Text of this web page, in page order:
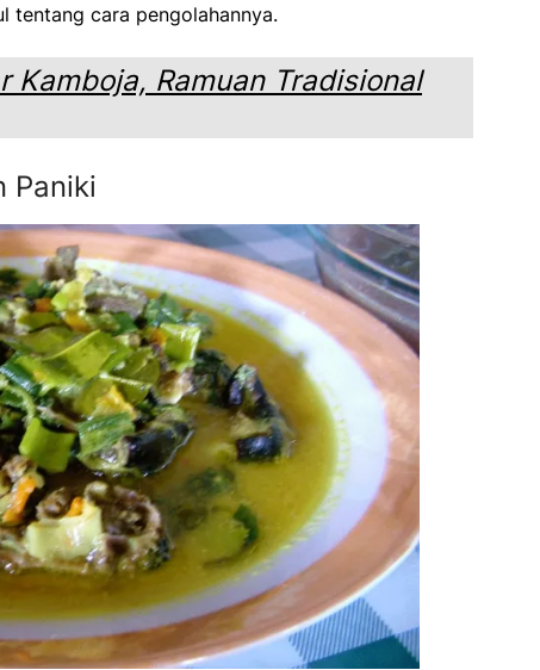
tentang cara pengolahannya.
Kamboja, Ramuan Tradisional
Paniki